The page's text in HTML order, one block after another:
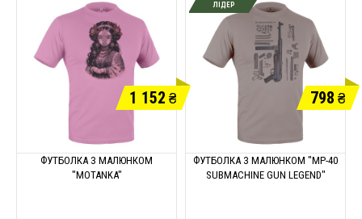
1 152 ₴
ФУТБОЛКА З МАЛЮНКОМ
"MOTANKA"
ЛІДЕР
798 ₴
ФУТБОЛКА З МАЛЮНКОМ "MP-40
SUBMACHINE GUN LEGEND"